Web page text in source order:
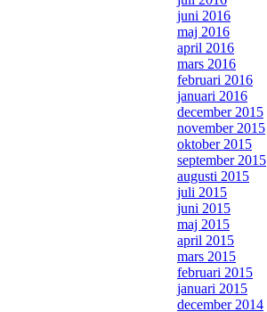
juni 2016
maj 2016
april 2016
mars 2016
februari 2016
januari 2016
december 2015
november 2015
oktober 2015
september 2015
augusti 2015
juli 2015
juni 2015
maj 2015
april 2015
mars 2015
februari 2015
januari 2015
december 2014